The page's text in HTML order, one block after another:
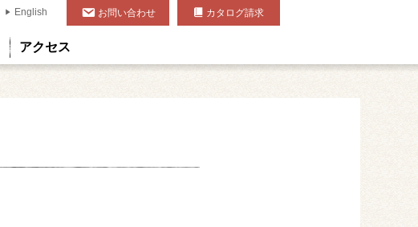
アクセス
English お問い合わせ カタログ請求